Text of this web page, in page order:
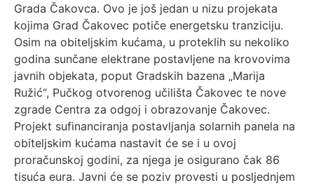
Grada Čakovca. Ovo je još jedan u nizu projekata
kojima Grad Čakovec potiče energetsku tranziciju.
Osim na obiteljskim kućama, u proteklih su nekoliko
godina sunčane elektrane postavljene na krovovima
javnih objekata, poput Gradskih bazena „Marija
Ružić“, Pučkog otvorenog učilišta Čakovec te nove
zgrade Centra za odgoj i obrazovanje Čakovec.
Projekt sufinanciranja postavljanja solarnih panela na
obiteljskim kućama nastavit će se i u ovoj
proračunskoj godini, za njega je osigurano čak 86
tisuća eura. Javni će se poziv provesti u posljednjem